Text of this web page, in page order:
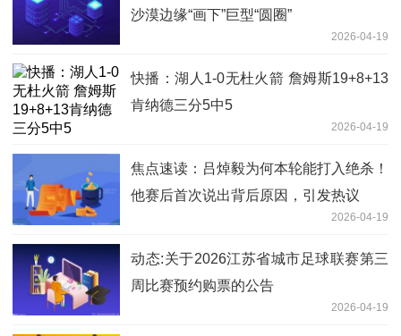
沙漠边缘“画下”巨型“圆圈”
2026-04-19
快播：湖人1-0无杜火箭 詹姆斯19+8+13
肯纳德三分5中5
2026-04-19
焦点速读：吕焯毅为何本轮能打入绝杀！
他赛后首次说出背后原因，引发热议
2026-04-19
动态:关于2026江苏省城市足球联赛第三
周比赛预约购票的公告
2026-04-19